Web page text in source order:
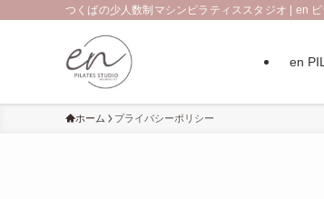
つくばの少人数制マシンピラティススタジオ | en
en
ホーム プライバシーポリシー